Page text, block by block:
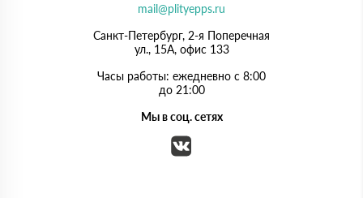
mail@plityepps.ru
Санкт-Петербург, 2-я Поперечная
ул., 15А, офис 133
Часы работы: ежедневно с 8:00
до 21:00
Мы в соц. сетях